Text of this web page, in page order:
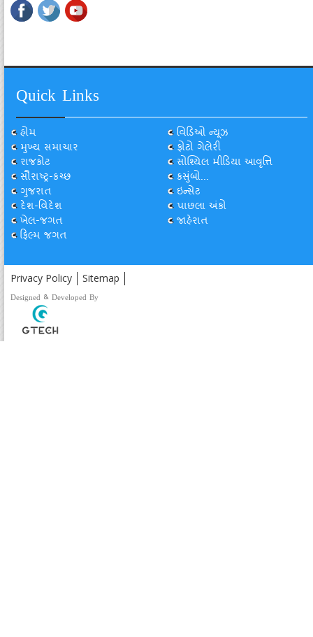
Quick Links
હોમ
મુખ્ય સમાચાર
રાજકોટ
સૌરાષ્ટ્ર-કચ્છ
ગુજરાત
દેશ-વિદેશ
ખેલ-જગત
ફિલ્મ જગત
વિડિઓ ન્યૂઝ
ફોટો ગેલેરી
સોશ્યિલ મીડિયા આવૃત્તિ
કસુંબો...
ઇન્સેટ
પાછલા અંકો
જાહેરાત
Privacy Policy Sitemap
Designed & Developed By